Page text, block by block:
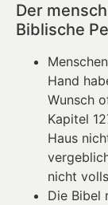
Der
Biblische
Hand
Wunsch
Kapitel
Haus
nicht
Die Bibel